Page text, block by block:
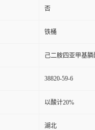
否
铁桶
己二胺四亚甲基膦
38820-59-6
以酸计20%
湖北